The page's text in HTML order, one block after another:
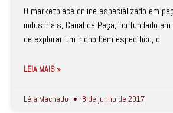
O marketplace online especializado em
industriais, Canal da Peça, foi fundado
de explorar um nicho bem específico, o
LEIA MAIS »
Léia Machado 8 de junho de 2017